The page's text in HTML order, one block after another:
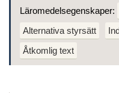
Läromedelsegenskaper:
Alternativa styrsätt
Åtkomlig text